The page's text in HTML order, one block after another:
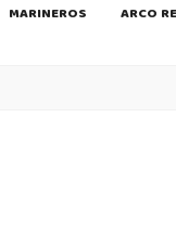
MARINEROS ARCO